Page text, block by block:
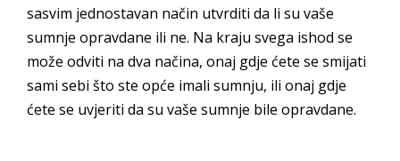
sasvim jednostavan način utvrditi da li su vaše
sumnje opravdane ili ne. Na kraju svega ishod se
može odviti na dva načina, onaj gdje ćete se smijati
sami sebi što ste opće imali sumnju, ili onaj gdje
ćete se uvjeriti da su vaše sumnje bile opravdane.